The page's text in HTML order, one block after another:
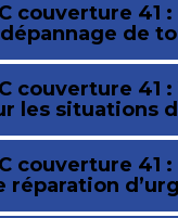
couverture 41
de
couverture 41
les situations
couverture 41
réparation